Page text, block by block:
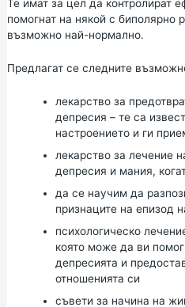
Те имат за цел да контролират
помогнат на някой с биполярно
възможно най-нормално.
Предлагат се следните
лекарство за
депресия – те са
настроението и ги
лекарство за лечение
депресия и мания,
да се научим да
признаците на епизод
психологическо
която може да ви
депресията и
отношенията си
съвети за начина на